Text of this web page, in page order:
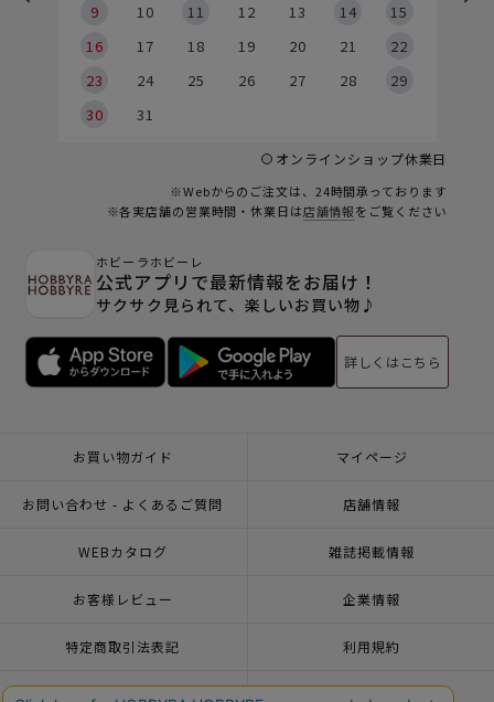
9
10 11 12 13 14
15
16
17 18 19 20 21
22
23
24 25 26 27 28
29
30
31
オンラインショップ休業日
※Webからのご注文は、24時間承っております
※各実店舗の営業時間・休業日は店舗情報をご覧ください
ホビーラホビーレ
公式アプリで最新情報をお届け！
サクサク見られて、楽しいお買い物♪
詳しくはこちら
お買い物ガイド マイページ
お問い合わせ - よくあるご質問 店舗情報
WEBカタログ 雑誌掲載情報
お客様レビュー 企業情報
特定商取引法表記 利用規約
一緒に働こう♪求人情報